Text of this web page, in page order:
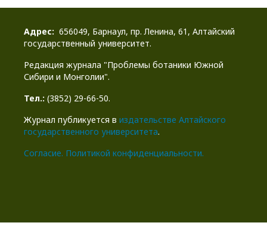
Адрес: 656049, Барнаул, пр. Ленина, 61, Алтайский
государственный университет.
Редакция журнала "Проблемы ботаники Южной
Сибири и Монголии".
Тел.: (3852) 29-66-50.
Журнал публикуется в издательстве Алтайского
государственного университета.
Cогласие. Политикой конфиденциальности.